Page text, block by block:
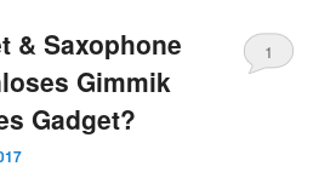
& Saxophone
Gimmik
Gadget?
1